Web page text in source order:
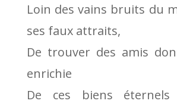
Loin des vains bruits du
ses faux attraits,
De trouver des amis
enrichie
De ces biens